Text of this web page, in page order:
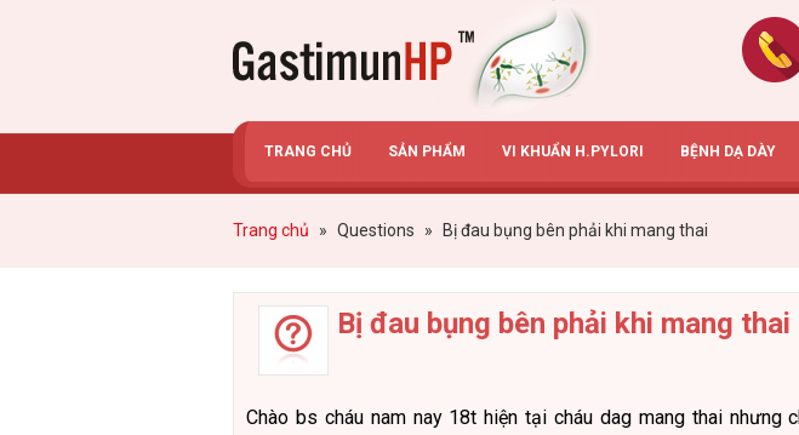
TRANG CHỦ SẢN PHẨM VI KHUẨN H.PYLORI BỆNH DẠ DÀY
Trang chủ » Questions » Bị đau bụng bên phải khi mang thai
Bị đau bụng bên phải khi mang thai
Chào bs cháu nam nay 18t hiện tại cháu dag mang thai nhưng